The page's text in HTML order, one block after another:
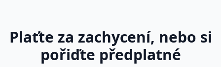
Plaťte za zachycení, nebo si
pořiďte předplatné